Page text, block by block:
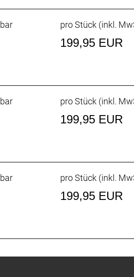
pro Stück (inkl.
199,95 EUR
pro Stück (inkl.
199,95 EUR
pro Stück (inkl.
199,95 EUR